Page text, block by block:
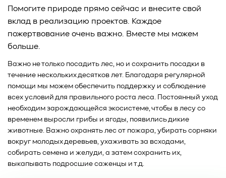
Помогите природе прямо сейчас и внесите свой
вклад в реализацию проектов. Каждое
пожертвование очень важно. Вместе мы можем
больше.
Важно не только посадить лес, но и сохранить посадки в
течение нескольких десятков лет. Благодаря регулярной
помощи мы можем обеспечить поддержку и соблюдение
всех условий для правильного роста леса. Постоянный уход
необходим зарождающейся экосистеме, чтобы в лесу со
временем выросли грибы и ягоды, появились дикие
животные. Важно охранять лес от пожара, убирать сорняки
вокруг молодых деревьев, ухаживать за всходами,
собирать семена и желуди, а затем сохранить их,
выкапывать подросшие саженцы и т.д.